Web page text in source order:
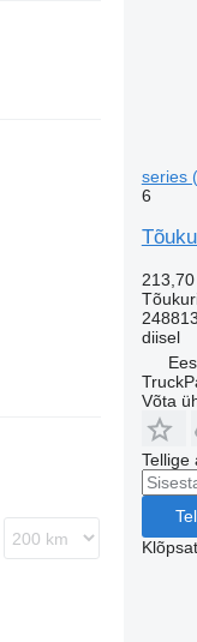
series
6
diisel
Võta
Tellige